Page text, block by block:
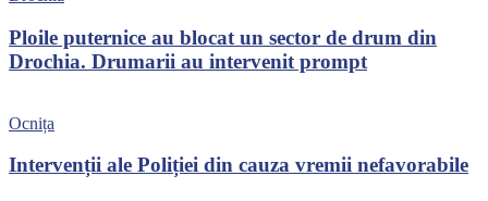
Ploile puternice au blocat un sector de drum din
Drochia. Drumarii au intervenit prompt
Ocnița
Intervenții ale Poliției din cauza vremii nefavorabile